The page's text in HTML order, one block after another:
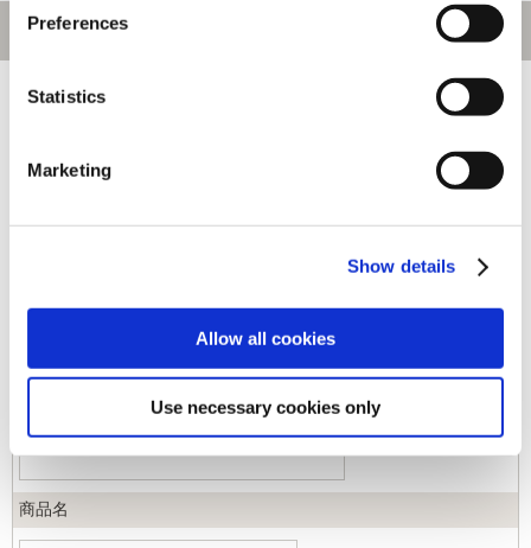
Preferences
Statistics
Marketing
Show details
Allow all cookies
Use necessary cookies only
キーワード
商品名